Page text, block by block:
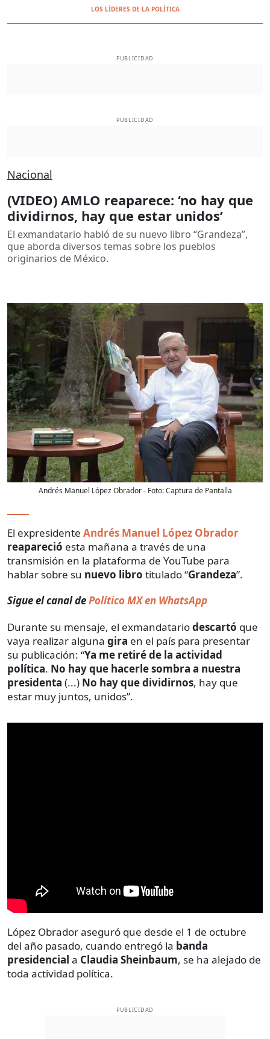
LOS LÍDERES DE LA POLÍTICA
PUBLICIDAD
PUBLICIDAD
Nacional
(VIDEO) AMLO reaparece: ‘no hay que
dividirnos, hay que estar unidos’
El exmandatario habló de su nuevo libro “Grandeza”,
que aborda diversos temas sobre los pueblos
originarios de México.
Andrés Manuel López Obrador- Foto:Captura de Pantalla
El expresidente Andrés Manuel López Obrador
reapareció esta mañana a través de una
transmisión en la plataforma de YouTube para
hablar sobre su nuevo libro titulado “Grandeza”.
Sigue el canal dePolítico MX en WhatsApp
Durante su mensaje, el exmandatariodescartó que
vaya realizar alguna gira en el país para presentar
su publicación: “Ya me retiré de la actividad
política. No hay que hacerle sombra a nuestra
presidenta (...) No hay que dividirnos, hay que
estar muy juntos, unidos”.
López Obrador aseguró que desde el 1 de octubre
del año pasado, cuando entregó la banda
presidencial a Claudia Sheinbaum, se ha alejado de
toda actividad política.
PUBLICIDAD